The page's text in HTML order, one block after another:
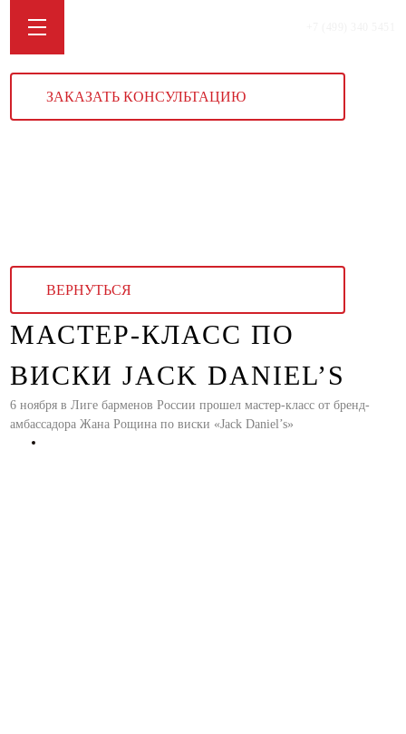
ЗАКАЗАТЬ КОНСУЛЬТАЦИЮ
ВЕРНУТЬСЯ
МАСТЕР-КЛАСС ПО
ВИСКИ JACK DANIEL’S
6 ноября в Лиге барменов России прошел мастер-класс от бренд-
амбассадора Жана Рощина по виски «Jack Daniel’s»